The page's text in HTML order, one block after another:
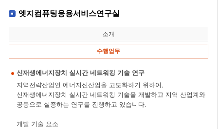
엣지컴퓨팅응용서비스연구실
소개
수행업무
신재생에너지장치 실시간 네트워킹 기술 연구
지역전략산업인 에너지신산업을 고도화하기 위하여,
신재생에너지장치 실시간 네트워킹 기술을 개발하고 지역 산업계와
공동으로 실증하는 연구를 진행하고 있습니다.
개발 기술 요소